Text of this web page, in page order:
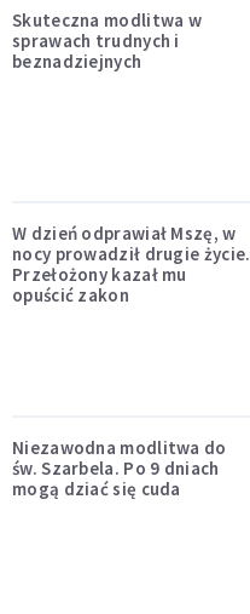
Skuteczna modlitwa w
sprawach trudnych i
beznadziejnych
W dzień odprawiał Mszę, w
nocy prowadził drugie życie.
Przełożony kazał mu
opuścić zakon
Niezawodna modlitwa do
św. Szarbela. Po 9 dniach
mogą dziać się cuda